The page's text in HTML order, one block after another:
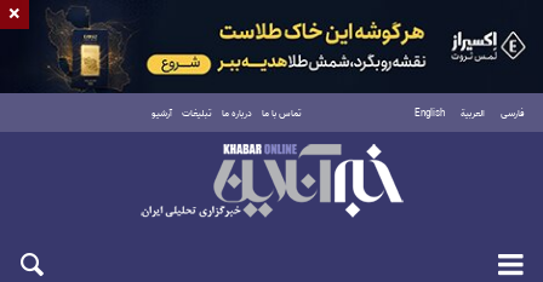
فارسی العربية English تماس با ما درباره ما تبلیغات آرشیو
شنبه ۱۷ مرداد ۱۴۰۵
×